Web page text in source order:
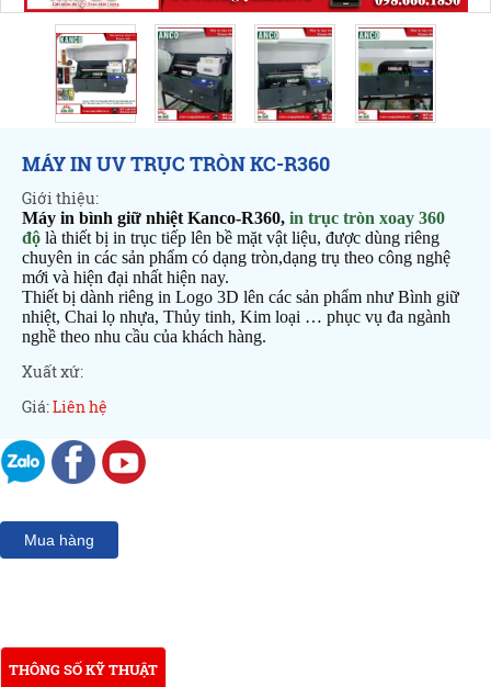
MÁY IN UV TRỤC TRÒN KC-R360
Giới thiệu:
Máy in bình giữ nhiệt Kanco-R360, in trục tròn xoay 360
độ là thiết bị in trục tiếp lên bề mặt vật liệu, được dùng riêng
chuyên in các sản phẩm có dạng tròn,dạng trụ theo công nghệ
mới và hiện đại nhất hiện nay.
Thiết bị dành riêng in Logo 3D lên các sản phẩm như Bình giữ
nhiệt, Chai lọ nhựa, Thủy tinh, Kim loại … phục vụ đa ngành
nghề theo nhu cầu của khách hàng.
Xuất xứ:
Giá:Liên hệ
Mua hàng
THÔNG SỐ KỸ THUẬT